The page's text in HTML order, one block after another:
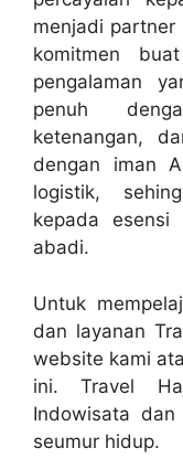
menjadi partner
komitmen
pengalaman
penuh
ketenangan,
dengan iman
logistik,
kepada esensi
abadi.
Untuk
dan layanan
website kami
ini. Travel
Indowisata dan
seumur hidup.